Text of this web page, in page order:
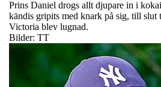
Prins Daniel drogs allt djupare in i
kändis gripits med knark på sig, till slut
Victoria blev lugnad.
Bilder: TT